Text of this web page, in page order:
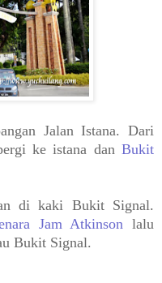
Jalan Istana. Dari
ke istana dan Bukit
di kaki Bukit Signal.
Jam Atkinson lalu
Bukit Signal.